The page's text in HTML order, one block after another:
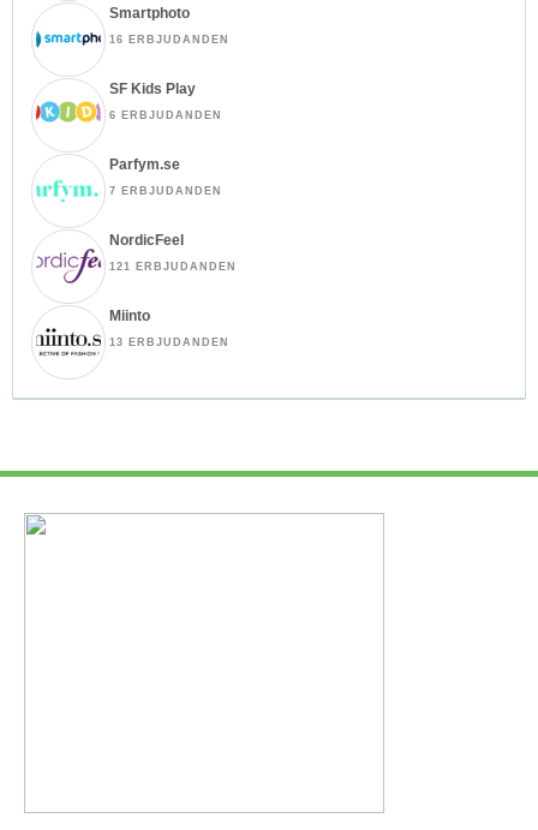
Smartphoto
16 ERBJUDANDEN
SF Kids Play
6 ERBJUDANDEN
Parfym.se
7 ERBJUDANDEN
NordicFeel
121 ERBJUDANDEN
Miinto
13 ERBJUDANDEN